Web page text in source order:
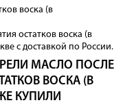
воска (в
остатков воска (в
с доставкой по России.
МАСЛО ПОСЛЕ
ВОСКА (В
КУПИЛИ